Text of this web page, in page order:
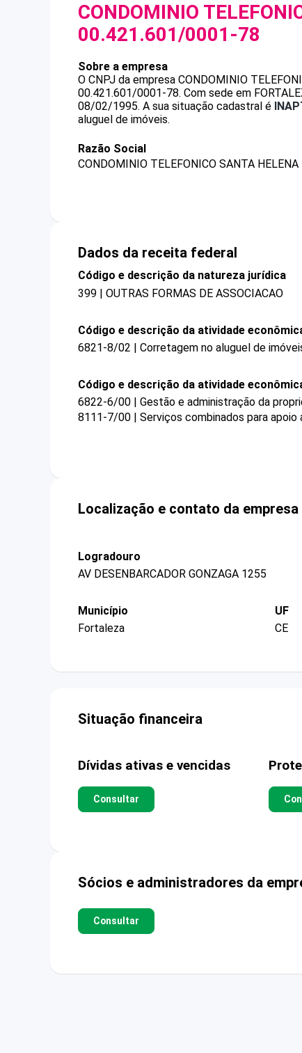
CONDOMINIO
00.421.601/0001-78
Sobre a empresa
O CNPJ da empresa CONDOMINIO
00.421.601/0001-78. Com sede em
08/02/1995. A sua situação cadastral é
aluguel de imóveis.
Razão Social
CONDOMINIO TELEFONICO SANTA HELENA
Dados da receita federal
Código e descrição da natureza jurídica
399 | OUTRAS FORMAS DE ASSOCIACAO
Código e descrição da atividade
6821-8/02 | Corretagem no aluguel de
Código e descrição da atividade
6822-6/00 | Gestão e administração da
8111-7/00 | Serviços combinados para
Localização e contato da empresa
Logradouro
AV DESENBARCADOR GONZAGA 1255
Município
Fortaleza
UF
CE
Situação financeira
Dívidas ativas e vencidas
Consultar
Sócios e administradores da
Consultar